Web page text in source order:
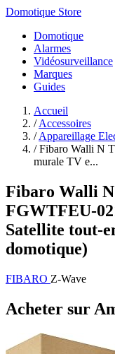
Domotique Store
Domotique
Alarmes
Vidéosurveillance
Marques
Guides
Accueil
/ Accessoires
/ Appareillage
/ Fibaro Walli N
murale TV e...
Fibaro Walli
FGWTFEU-
Satellite tout-
domotique)
FIBARO Z-Wave
Acheter sur